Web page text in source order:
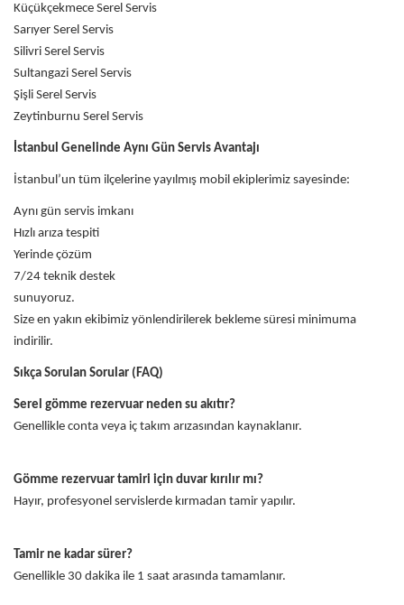
Küçükçekmece Serel Servis
Sarıyer Serel Servis
Silivri Serel Servis
Sultangazi Serel Servis
Şişli Serel Servis
Zeytinburnu Serel Servis
İstanbul Genelinde Aynı Gün Servis Avantajı
İstanbul’un tüm ilçelerine yayılmış mobil ekiplerimiz sayesinde:
Aynı gün servis imkanı
Hızlı arıza tespiti
Yerinde çözüm
7/24 teknik destek
sunuyoruz.
Size en yakın ekibimiz yönlendirilerek bekleme süresi minimuma
indirilir.
Sıkça Sorulan Sorular (FAQ)
Serel gömme rezervuar neden su akıtır?
Genellikle conta veya iç takım arızasından kaynaklanır.
Gömme rezervuar tamiri için duvar kırılır mı?
Hayır, profesyonel servislerde kırmadan tamir yapılır.
Tamir ne kadar sürer?
Genellikle 30 dakika ile 1 saat arasında tamamlanır.